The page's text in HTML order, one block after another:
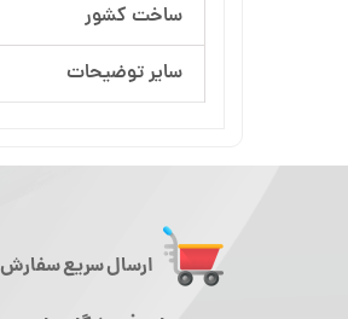
ساخت کشور
سایر توضیحات
ارسال سریع سفارش